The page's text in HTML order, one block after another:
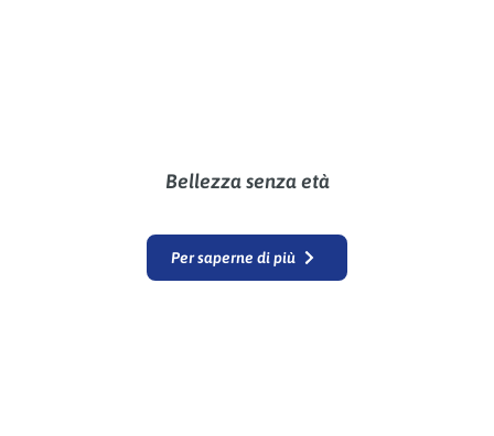
Bellezza senza età
Per saperne di più